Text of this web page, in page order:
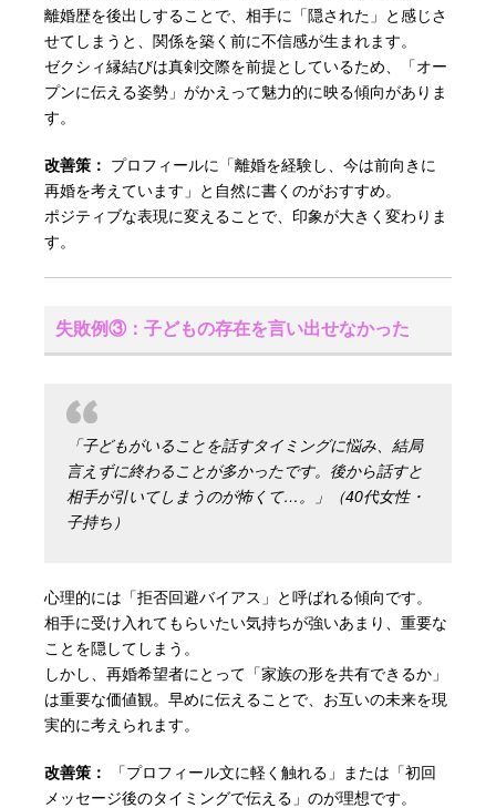
離婚歴を後出しすることで、相手に「隠された」と感じさ
せてしまうと、関係を築く前に不信感が生まれます。
ゼクシィ縁結びは真剣交際を前提としているため、「オー
プンに伝える姿勢」がかえって魅力的に映る傾向がありま
す。
改善策：
プロフィールに「離婚を経験し、今は前向きに
再婚を考えています」と自然に書くのがおすすめ。
ポジティブな表現に変えることで、印象が大きく変わりま
す。
失敗例③：子どもの存在を言い出せなかった
「子どもがいることを話すタイミングに悩み、結局
言えずに終わることが多かったです。後から話すと
相手が引いてしまうのが怖くて…。」（40代女性・
子持ち）
心理的には「拒否回避バイアス」と呼ばれる傾向です。
相手に受け入れてもらいたい気持ちが強いあまり、重要な
ことを隠してしまう。
しかし、再婚希望者にとって「家族の形を共有できるか」
は重要な価値観。早めに伝えることで、お互いの未来を現
実的に考えられます。
改善策：
「プロフィール文に軽く触れる」または「初回
メッセージ後のタイミングで伝える」のが理想です。